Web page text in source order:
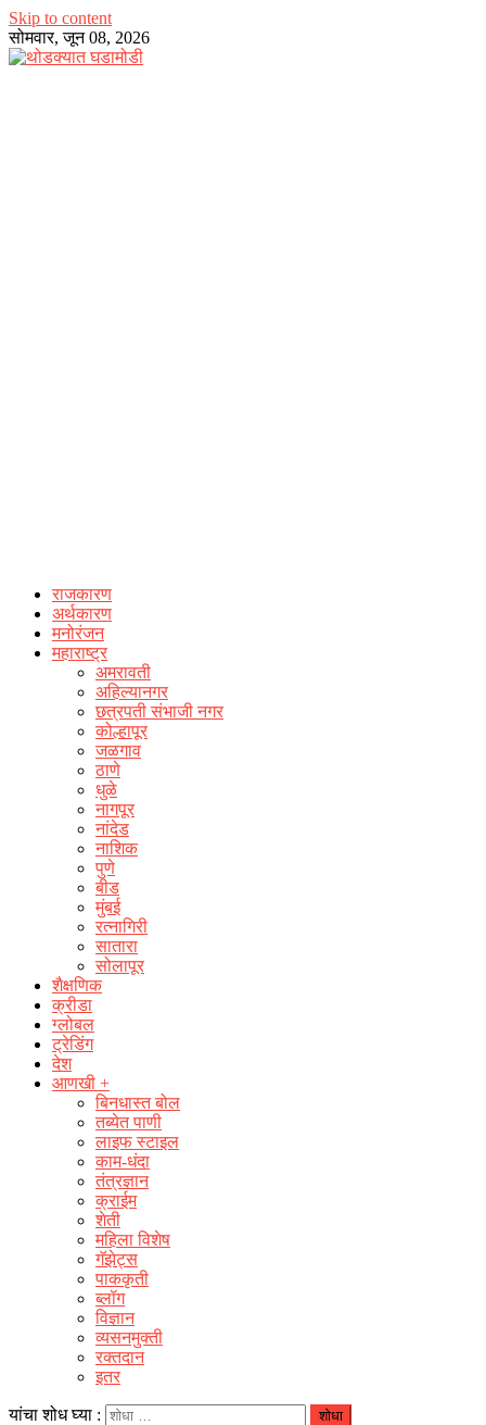
Skip to content
सोमवार, जून 08, 2026
राजकारण
अर्थकारण
मनोरंजन
महाराष्ट्र
अमरावती
अहिल्यानगर
छत्रपती संभाजी नगर
कोल्हापूर
जळगाव
ठाणे
धुळे
नागपूर
नांदेड
नाशिक
पुणे
बीड
मुंबई
रत्नागिरी
सातारा
सोलापूर
शैक्षणिक
क्रीडा
ग्लोबल
ट्रेडिंग
देश
आणखी +
बिनधास्त बोल
तब्येत पाणी
लाइफ स्टाइल
काम-धंदा
तंत्रज्ञान
क्राईम
शेती
महिला विशेष
गॅझेट्स
पाककृती
ब्लॉग
विज्ञान
व्यसनमुक्ती
रक्‍तदान
इतर
यांचा शोध घ्या :